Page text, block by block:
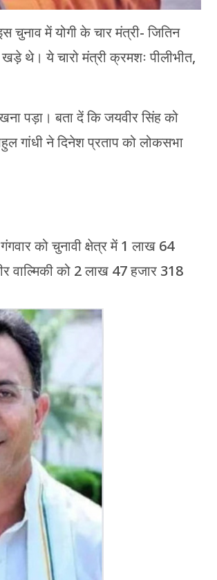
में योगी के चार मंत्री- जितिन
थे। ये चारो मंत्री क्रमशः पीलीभीत,
पड़ा। बता दें कि जयवीर सिंह को
गांधी ने दिनेश प्रताप को लोकसभा
को चुनावी क्षेत्र में 1 लाख 64
वाल्मिकी को 2 लाख 47 हजार 318